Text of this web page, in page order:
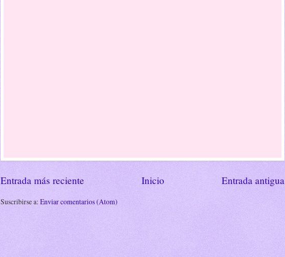
Entrada más reciente Entrada antigua
Inicio
Suscribirse a: Enviar comentarios (Atom)